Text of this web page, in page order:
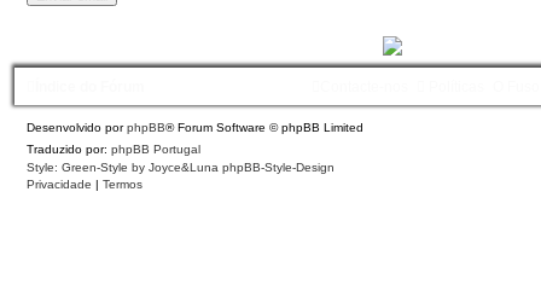
Desenvolvido porphpBB® Forum Software © phpBB Limited
Traduzido por: phpBB Portugal
Style: Green-Style by Joyce&Luna phpBB-Style-Design
Privacidade | Termos